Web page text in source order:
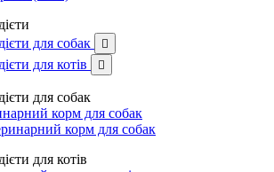
для собак

для котів 
для собак
корм для собак
корм для собак
для котів